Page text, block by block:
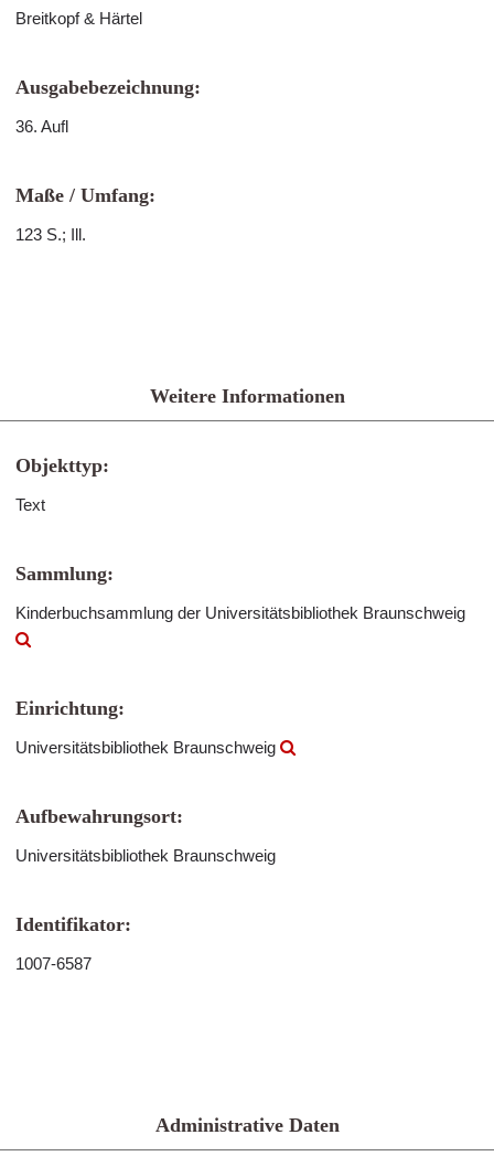
Breitkopf & Härtel
Ausgabebezeichnung:
36. Aufl
Maße / Umfang:
123 S.; Ill.
Weitere Informationen
Objekttyp:
Text
Sammlung:
Kinderbuchsammlung der Universitätsbibliothek Braunschweig
Einrichtung:
Universitätsbibliothek Braunschweig
Aufbewahrungsort:
Universitätsbibliothek Braunschweig
Identifikator:
1007-6587
Administrative Daten